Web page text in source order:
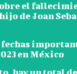
el
de Joan
fechas
en México